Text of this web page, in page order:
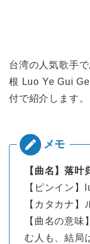
台湾の人気歌手
根 Luo Ye Gui
付で紹介します。
【曲名】落叶
【ピンイン
【カタカナ】
【曲名の意
む人も、結局